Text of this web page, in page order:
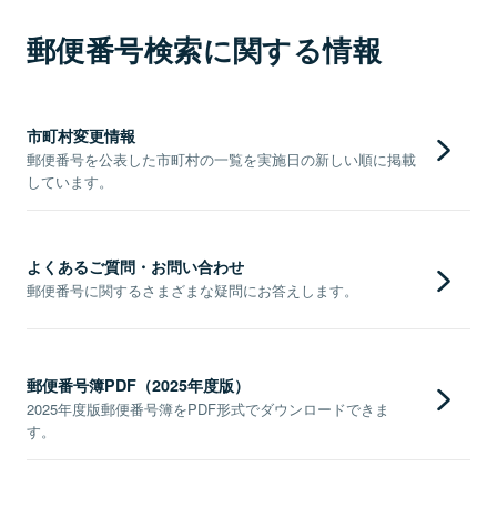
郵便番号検索に関する情報
市町村変更情報
郵便番号を公表した市町村の一覧を実施日の新しい順に掲載
しています。
よくあるご質問・お問い合わせ
郵便番号に関するさまざまな疑問にお答えします。
郵便番号簿PDF（2025年度版）
2025年度版郵便番号簿をPDF形式でダウンロードできま
す。